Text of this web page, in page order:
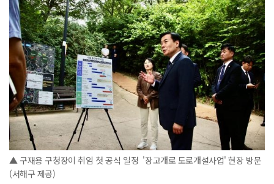
▲ 구재용 구청장이 취임 첫 공식 일정 '장고개로 도로개설사업' 현장 방문
(서해구 제공)